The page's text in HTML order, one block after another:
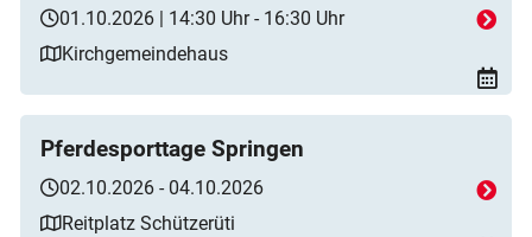
01.10.2026 | 14:30 Uhr - 16:30 Uhr
Kirchgemeindehaus
Pferdesporttage Springen
02.10.2026 - 04.10.2026
Reitplatz Schützerüti